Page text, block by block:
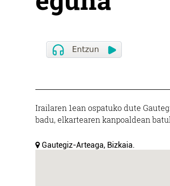
Irailaren 1ean ospatuko dute
badu, elkartearen kanpoaldean
Gautegiz-Arteaga, Bizkaia.